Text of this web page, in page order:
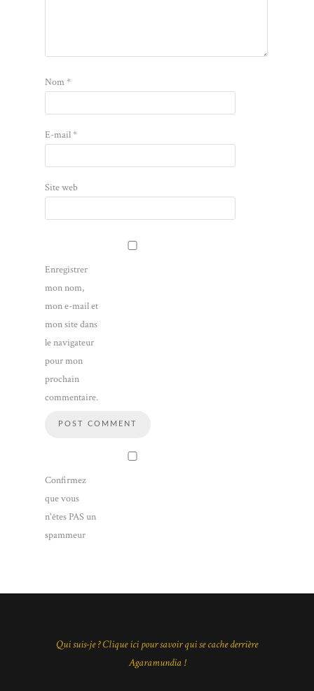
Nom*
E-mail*
Site web
Enregistrer
mon nom,
mon e-mail et
mon site dans
le navigateur
pour mon
prochain
commentaire.
Confirmez
que vous
n'êtes PAS un
spammeur
Qui suis-je ? Clique ici pour savoir qui se cache derrière
Agaramundia !